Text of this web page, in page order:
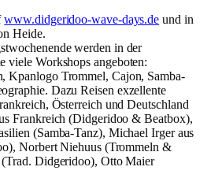
www.didgeridoo-wave-days.de und in
Heide.
werden in der
viele Workshops angeboten:
Kpanlogo Trommel, Cajon, Samba-
Dazu Reisen exzellente
Österreich und Deutschland
Frankreich (Didgeridoo & Beatbox),
(Samba-Tanz), Michael Irger aus
Norbert Niehuus (Trommeln &
Didgeridoo), Otto Maier